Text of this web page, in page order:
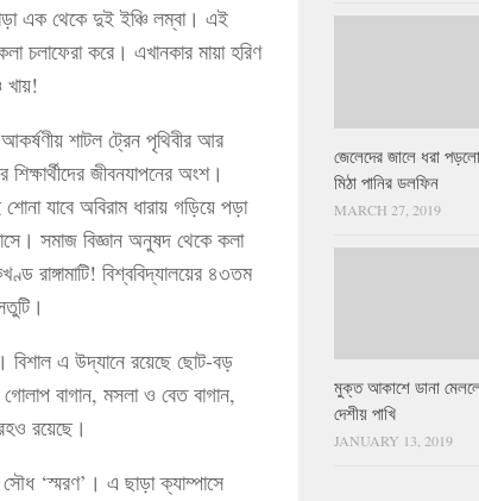
এক থেকে দুই ইঞ্চি লম্বা। এই
চলাফেরা করে। এখানকার মায়া হরিণ
খায়!
শাটল ট্রেন পৃথিবীর আর
জীবনযাপনের অংশ।
যাবে অবিরাম ধারায় গড়িয়ে পড়া
সমাজ বিজ্ঞান অনুষদ থেকে কলা
বিশ্ববিদ্যালয়ের ৪৩তম
বিশাল এ উদ্যানে রয়েছে ছোট-বড়
বাগান, মসলা ও বেত বাগান,
রয়েছে।
সৌধ ‘স্মরণ’। এ ছাড়া ক্যাম্পাসে
জেলেদের জালে ধরা
মিঠা পানির ডলফিন
MARCH 27, 2019
মুক্ত আকাশে ডানা
দেশীয় পাখি
JANUARY 13, 2019